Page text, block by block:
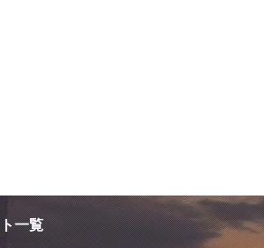
一覧